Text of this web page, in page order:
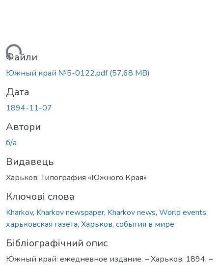
Файли
Южный край №5-0122.pdf(57,68 MB)
Дата
1894-11-07
Автори
б/а
Видавець
Харьков: Типография «Южного Края»
Ключові слова
Kharkov, Kharkov newspaper, Kharkov news, World events,
харьковская газета, Харьков, события в мире
Бібліографічний опис
Южный край: ежедневное издание. – Харьков, 1894. –